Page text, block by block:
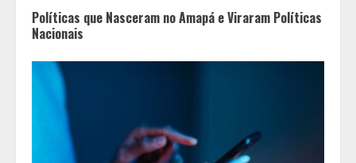
Políticas que Nasceram no Amapá e Viraram Políticas
Nacionais